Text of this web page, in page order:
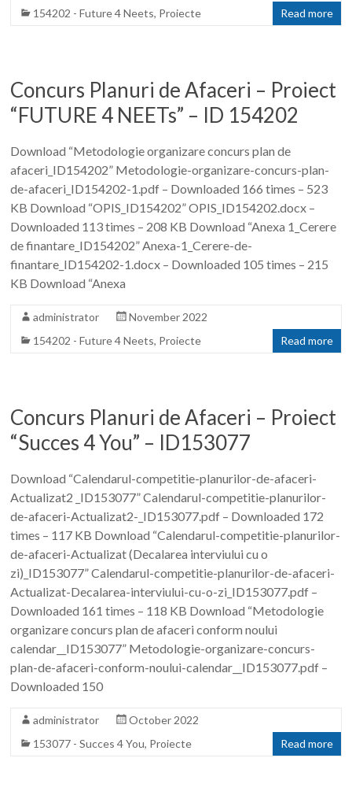
154202 - Future 4 Neets, Proiecte Read more
Concurs Planuri de Afaceri – Proiect
“FUTURE 4 NEETs” – ID 154202
Download “Metodologie organizare concurs plan de
afaceri_ID154202” Metodologie-organizare-concurs-plan-
de-afaceri_ID154202-1.pdf – Downloaded 166 times – 523
KB Download “OPIS_ID154202” OPIS_ID154202.docx –
Downloaded 113 times – 208 KB Download “Anexa 1_Cerere
de finantare_ID154202” Anexa-1_Cerere-de-
finantare_ID154202-1.docx – Downloaded 105 times – 215
KB Download “Anexa
administrator
November 2022
154202 - Future 4 Neets, Proiecte Read more
Concurs Planuri de Afaceri – Proiect
“Succes 4 You” – ID153077
Download “Calendarul-competitie-planurilor-de-afaceri-
Actualizat2 _ID153077” Calendarul-competitie-planurilor-
de-afaceri-Actualizat2-_ID153077.pdf – Downloaded 172
times – 117 KB Download “Calendarul-competitie-planurilor-
de-afaceri-Actualizat (Decalarea interviului cu o
zi)_ID153077” Calendarul-competitie-planurilor-de-afaceri-
Actualizat-Decalarea-interviului-cu-o-zi_ID153077.pdf –
Downloaded 161 times – 118 KB Download “Metodologie
organizare concurs plan de afaceri conform noului
calendar__ID153077” Metodologie-organizare-concurs-
plan-de-afaceri-conform-noului-calendar__ID153077.pdf –
Downloaded 150
administrator
October 2022
153077 - Succes 4 You, Proiecte Read more